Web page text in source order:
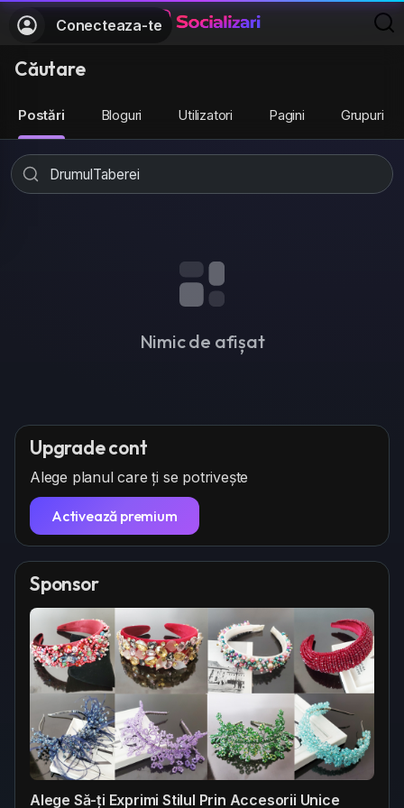
Conecteaza-te
Căutare
Postări Bloguri Utilizatori Pagini Grupuri
Nimic de afișat
Upgrade cont
Alege planul care ți se potrivește
Activează premium
Sponsor
Alege Să-ți Exprimi Stilul Prin Accesorii Unice